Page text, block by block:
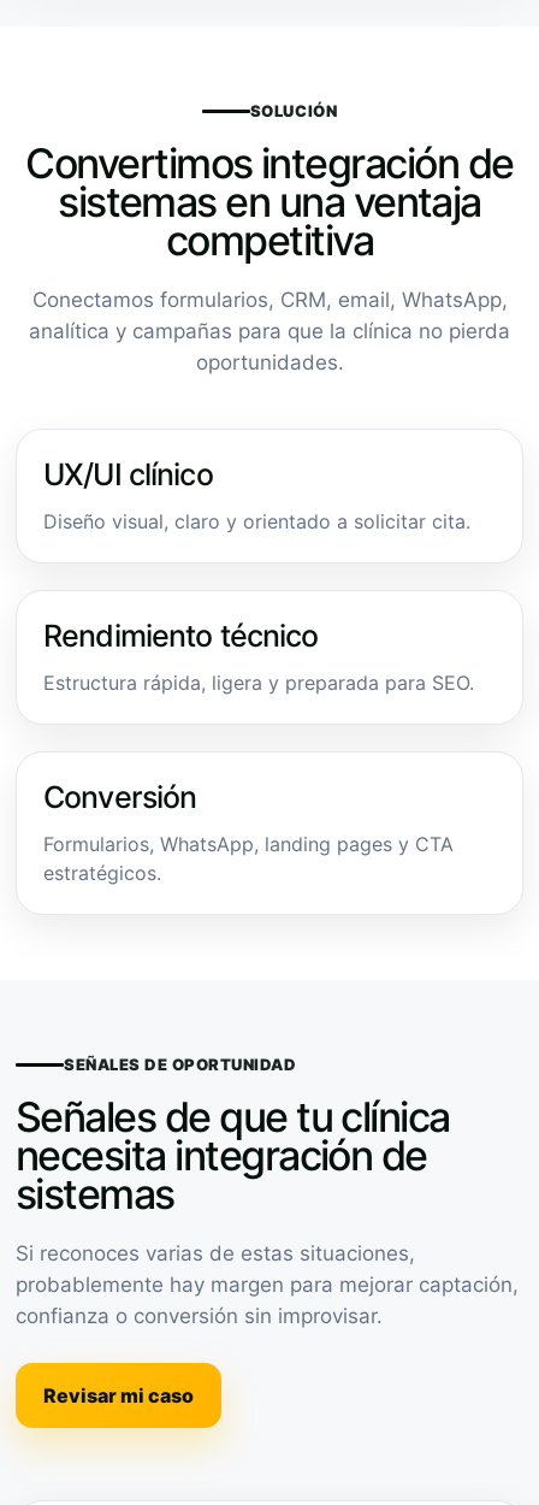
SOLUCIÓN
Convertimos integración de
sistemas en una ventaja
competitiva
Conectamos formularios, CRM, email, WhatsApp,
analítica y campañas para que la clínica no pierda
oportunidades.
UX/UI clínico
Diseño visual, claro y orientado a solicitar cita.
Rendimiento técnico
Estructura rápida, ligera y preparada para SEO.
Conversión
Formularios, WhatsApp, landing pages y CTA
estratégicos.
SEÑALES DE OPORTUNIDAD
Señales de que tu clínica
necesita integración de
sistemas
Si reconoces varias de estas situaciones,
probablemente hay margen para mejorar captación,
confianza o conversión sin improvisar.
Revisar mi caso